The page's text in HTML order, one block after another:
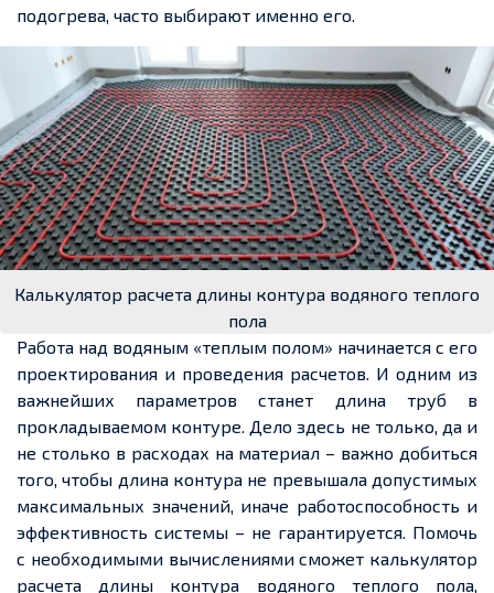
подогрева, часто выбирают именно его.
Калькулятор расчета длины контура водяного теплого
пола
Работа над водяным «теплым полом» начинается с его
проектирования и проведения расчетов. И одним из
важнейших параметров станет длина труб в
прокладываемом контуре. Дело здесь не только, да и
не столько в расходах на материал – важно добиться
того, чтобы длина контура не превышала допустимых
максимальных значений, иначе работоспособность и
эффективность системы – не гарантируется. Помочь
с необходимыми вычислениями сможет калькулятор
расчета длины контура водяного теплого пола,